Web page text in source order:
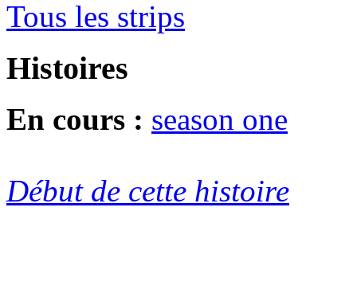
Tous les strips
Histoires
En cours : season one
Début de cette histoire